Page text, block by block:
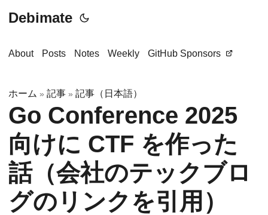
Debimate
About Posts Notes Weekly GitHub Sponsors
ホーム » 記事 » 記事（日本語）
Go Conference 2025
向けに CTF を作った
話（会社のテックブロ
グのリンクを引用）